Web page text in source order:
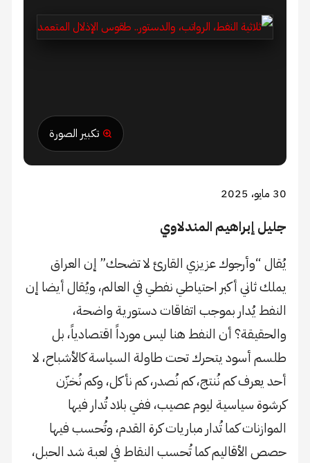
تكبير الصورة
30 مايو، 2025
جليل إبراهيم المندلاوي
يُقال “وأرجوك عزيزي القارئ لا تضحك” إن العراق
يملك ثاني أكبر احتياطي نفطي في العالم، ويُقال أيضا إن
النفط يُدار بموجب اتفاقات دستورية واضحة،
والحقيقة؟ أن النفط هنا ليس مورداً اقتصادياً، بل
طلسم أسود يتحرك تحت طاولة السياسة كالأشباح، لا
أحد يعرف كم نُنتج، كم نُصدر، كم نأكل، وكم نُخزّن
كرشوة سياسية ليوم عصيب، ففي بلاد تُدار فيها
الموازنات كما تُدار مباريات كرة القدم، وتُحسب فيها
حصص الأقاليم كما تُحسب النقاط في لعبة شد الحبل،